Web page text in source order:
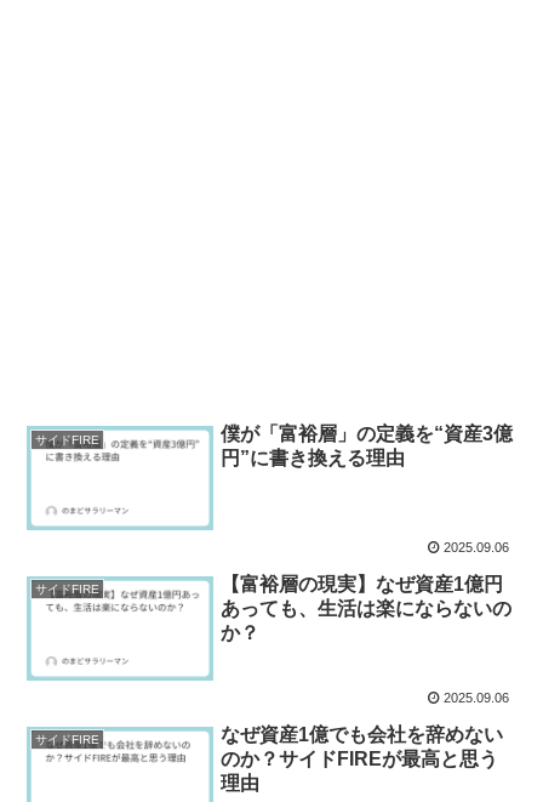
サイドFIRE
僕が「富裕層」の定義を“資産3億
円”に書き換える理由
2025.09.06
サイドFIRE
【富裕層の現実】なぜ資産1億円
あっても、生活は楽にならないの
か？
2025.09.06
サイドFIRE
なぜ資産1億でも会社を辞めない
のか？サイドFIREが最高と思う
理由